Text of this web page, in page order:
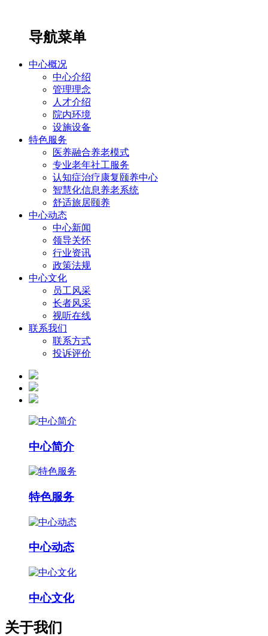
导航菜单
中心概况
中心介绍
管理理念
人才介绍
院内环境
设施设备
特色服务
医养融合养老模式
专业老年社工服务
认知症治疗康复颐养中心
智慧化信息养老系统
舒适旅居颐养
中心动态
中心新闻
领导关怀
行业资讯
政策法规
中心文化
员工风采
长者风采
视听在线
联系我们
联系方式
投诉评价
中心简介
特色服务
中心动态
中心文化
关于我们